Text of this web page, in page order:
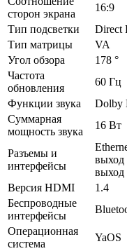
сторон экрана
16:9
Тип подсветки
Direct
Тип матрицы
VA
Угол обзора
178 °
Частота
обновления
60 Гц
Функции звука
Dolby
Суммарная
мощность звука
16 Вт
Разъемы и
интерфейсы
выход
выход
Версия HDMI
1.4
Беспроводные
интерфейсы
Операционная
система
YaOS